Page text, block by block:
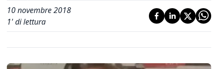
10 novembre 2018
1' di lettura